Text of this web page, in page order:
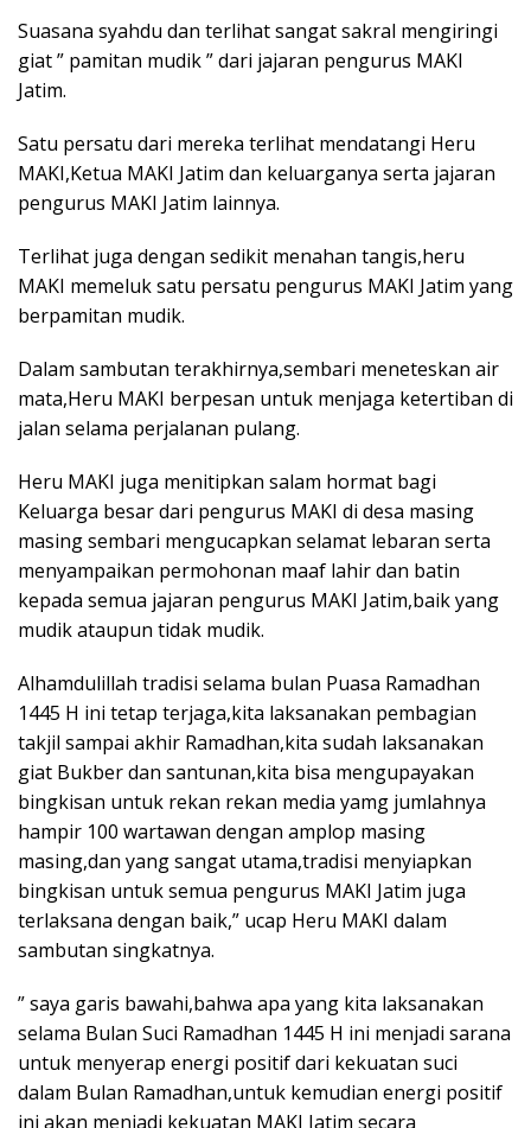
Suasana syahdu dan terlihat sangat sakral mengiringi
giat ” pamitan mudik ” dari jajaran pengurus MAKI
Jatim.
Satu persatu dari mereka terlihat mendatangi Heru
MAKI,Ketua MAKI Jatim dan keluarganya serta jajaran
pengurus MAKI Jatim lainnya.
Terlihat juga dengan sedikit menahan tangis,heru
MAKI memeluk satu persatu pengurus MAKI Jatim yang
berpamitan mudik.
Dalam sambutan terakhirnya,sembari meneteskan air
mata,Heru MAKI berpesan untuk menjaga ketertiban di
jalan selama perjalanan pulang.
Heru MAKI juga menitipkan salam hormat bagi
Keluarga besar dari pengurus MAKI di desa masing
masing sembari mengucapkan selamat lebaran serta
menyampaikan permohonan maaf lahir dan batin
kepada semua jajaran pengurus MAKI Jatim,baik yang
mudik ataupun tidak mudik.
Alhamdulillah tradisi selama bulan Puasa Ramadhan
1445 H ini tetap terjaga,kita laksanakan pembagian
takjil sampai akhir Ramadhan,kita sudah laksanakan
giat Bukber dan santunan,kita bisa mengupayakan
bingkisan untuk rekan rekan media yamg jumlahnya
hampir 100 wartawan dengan amplop masing
masing,dan yang sangat utama,tradisi menyiapkan
bingkisan untuk semua pengurus MAKI Jatim juga
terlaksana dengan baik,” ucap Heru MAKI dalam
sambutan singkatnya.
” saya garis bawahi,bahwa apa yang kita laksanakan
selama Bulan Suci Ramadhan 1445 H ini menjadi sarana
untuk menyerap energi positif dari kekuatan suci
dalam Bulan Ramadhan,untuk kemudian energi positif
ini akan menjadi kekuatan MAKI Jatim secara